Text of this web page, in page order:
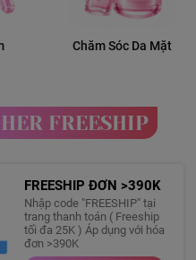
Chăm Sóc Da Mặt
FREESHIP
FREESHIP ĐƠN >390K
Nhập code "FREESHIP" tại
trang thanh toán ( Freeship
tối đa 25K ) Áp dụng với hóa
đơn >390K